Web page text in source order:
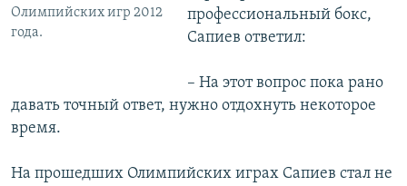
Олимпийских игр 2012
года.
профессиональный бокс,
Сапиев ответил:
– На этот вопрос пока рано
давать точный ответ, нужно отдохнуть некоторое
время.
На прошедших Олимпийских играх Сапиев стал не